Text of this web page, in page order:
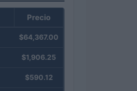
Precio
$64,367.00
$1,906.25
$590.12